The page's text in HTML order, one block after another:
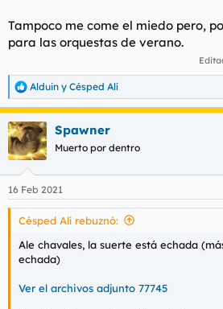
Tampoco me come el miedo pero,
para las orquestas de verano.
R
e
c
c
i
e
s
Alduin y Césped Alí
Spawner
Muerto por dentro
16 Feb 2021
Césped Alí rebuznó:
Ale chavales, la suerte está echada
echada)
Ver el archivos adjunto 77745